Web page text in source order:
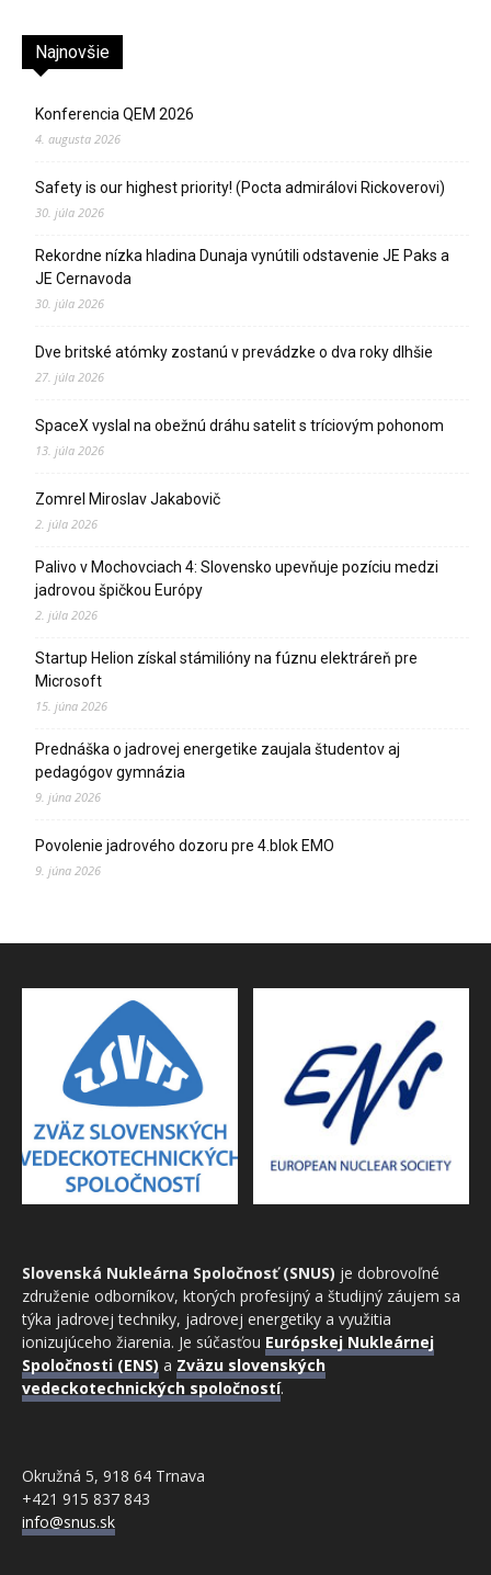
Najnovšie
Konferencia QEM 2026
4. augusta 2026
Safety is our highest priority! (Pocta admirálovi Rickoverovi)
30. júla 2026
Rekordne nízka hladina Dunaja vynútili odstavenie JE Paks a
JE Cernavoda
30. júla 2026
Dve britské atómky zostanú v prevádzke o dva roky dlhšie
27. júla 2026
SpaceX vyslal na obežnú dráhu satelit s tríciovým pohonom
13. júla 2026
Zomrel Miroslav Jakabovič
2. júla 2026
Palivo v Mochovciach 4: Slovensko upevňuje pozíciu medzi
jadrovou špičkou Európy
2. júla 2026
Startup Helion získal stámilióny na fúznu elektráreň pre
Microsoft
15. júna 2026
Prednáška o jadrovej energetike zaujala študentov aj
pedagógov gymnázia
9. júna 2026
Povolenie jadrového dozoru pre 4.blok EMO
9. júna 2026
Slovenská Nukleárna Spoločnosť (SNUS) je dobrovoľné
združenie odborníkov, ktorých profesijný a študijný záujem sa
týka jadrovej techniky, jadrovej energetiky a využitia
ionizujúceho žiarenia. Je súčasťou Európskej Nukleárnej
Spoločnosti (ENS) a Zväzu slovenských
vedeckotechnických spoločností.
Okružná 5, 918 64 Trnava
+421 915 837 843
info@snus.sk